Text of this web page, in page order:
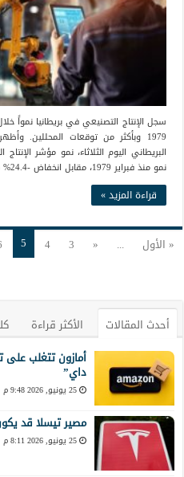
سجل الإنتاج التصنيعي في بريطانيا نمواً
1979 وبأكثر من توقعات المحللين.
نمو منذ فبراير 1979، مقابل انخفاض -24.4% في أبريل السابق له. وكانت توقعات …
قراءة المزيد »
« الأول ...
«
3
4
5
أحدث المقالات الأكثر قراءة
أمازون تتغلب على
داي”
25 يونيو, 2026 9:48 م
مصير تيسلا قد
25 يونيو, 2026 8:11 م